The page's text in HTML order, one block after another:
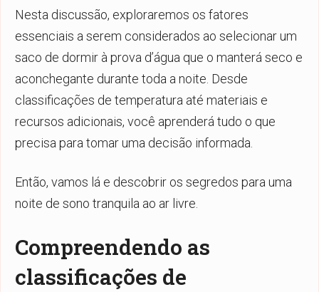
Nesta discussão, exploraremos os fatores
essenciais a serem considerados ao selecionar um
saco de dormir à prova d’água que o manterá seco e
aconchegante durante toda a noite. Desde
classificações de temperatura até materiais e
recursos adicionais, você aprenderá tudo o que
precisa para tomar uma decisão informada.
Então, vamos lá e descobrir os segredos para uma
noite de sono tranquila ao ar livre.
Compreendendo as
classificações de